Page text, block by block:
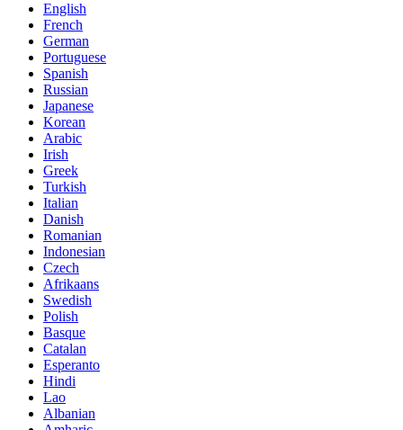
English
French
German
Portuguese
Spanish
Russian
Japanese
Korean
Arabic
Irish
Greek
Turkish
Italian
Danish
Romanian
Indonesian
Czech
Afrikaans
Swedish
Polish
Basque
Catalan
Esperanto
Hindi
Lao
Albanian